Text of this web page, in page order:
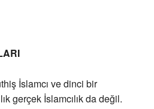
İslamcı ve dinci bir
gerçek İslamcılık da değil.